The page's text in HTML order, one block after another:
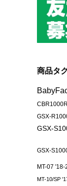
商品タ
GSX-
GSX-
GSX-
MT-07 '18-
MT-10/SP